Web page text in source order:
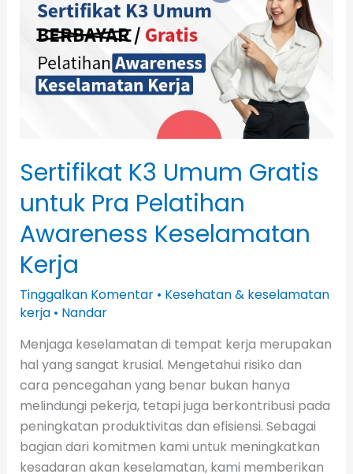
Sertifikat K3 Umum Gratis
untuk Pra Pelatihan
Awareness Keselamatan
Kerja
Tinggalkan Komentar • Kesehatan & keselamatan
kerja• Nandar
Menjaga keselamatan di tempat kerja merupakan
hal yang sangat krusial. Mengetahui risiko dan
cara pencegahan yang benar bukan hanya
melindungi pekerja, tetapi juga berkontribusi pada
peningkatan produktivitas dan efisiensi. Sebagai
bagian dari komitmen kami untuk meningkatkan
kesadaran akan keselamatan, kami memberikan
Umum
Gratis
Pra
Pelatihan